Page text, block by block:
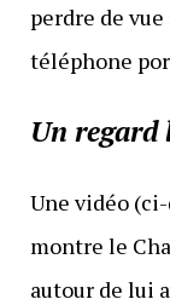
perdre de
téléphone
Un regard
Une vidéo
montre le
autour de lui